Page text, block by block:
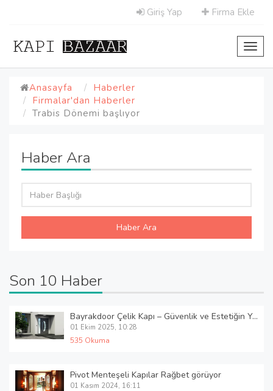
Giriş Yap Firma Ekle
Anasayfa
Haberler
Firmalar'dan Haberler
Trabis Dönemi başlıyor
Haber Ara
Haber Ara
Son 10 Haber
Bayrakdoor Çelik Kapı – Güvenlik ve Estetiğin Yeni Adı
01 Ekim 2025, 10:28
535 Okuma
Pivot Menteşeli Kapılar Rağbet görüyor
01 Kasım 2024, 16:11